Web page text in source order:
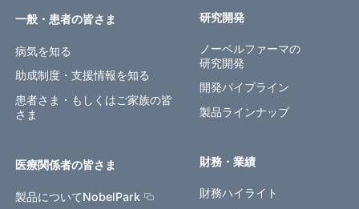
一般・患者の皆さま
病気を知る
助成制度・支援情報を知る
患者さま・もしくはご家族の皆
さま
医療関係者の皆さま
製品についてNobelPark
研究開発
ノーベルファーマの
研究開発
開発パイプライン
製品ラインナップ
財務・業績
財務ハイライト